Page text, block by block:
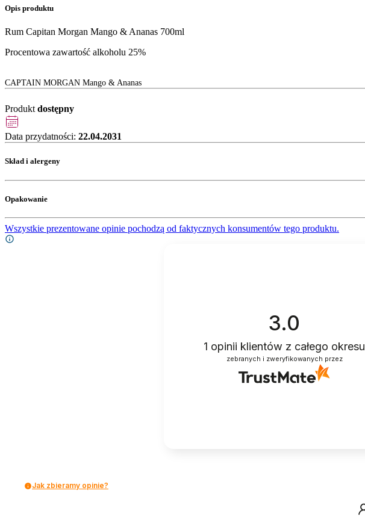
Opis produktu
Rum Capitan Morgan Mango & Ananas 700ml
Procentowa zawartość alkoholu 25%
CAPTAIN MORGAN Mango & Ananas
Produkt dostępny
Data przydatności: 22.04.2031
Skład i alergeny
Opakowanie
Wszystkie prezentowane opinie pochodzą od faktycznych konsumentów tego produktu.
3.0
1 opinii klientów z całego okresu
zebranych i zweryfikowanych przez
Jak zbieramy opinie?